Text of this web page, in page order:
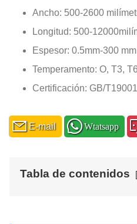
Ancho: 500-2600
Longitud: 500-
Espesor: 0.5mm-300 mm
Temperamento: O, T3,
Certificación: GB/
E-mail Wtatsapp
Tabla de contenidos